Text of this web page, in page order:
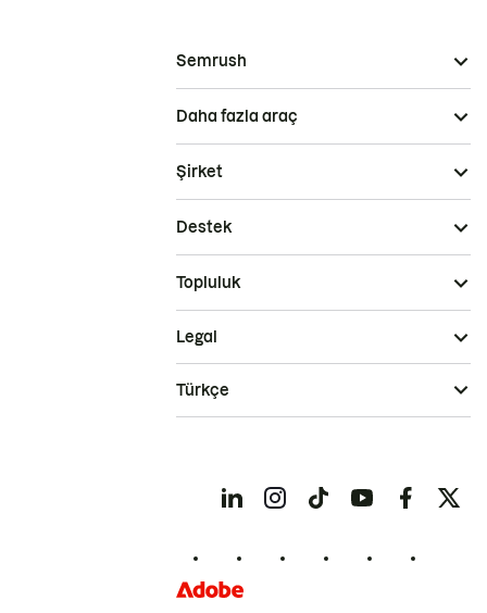
Semrush
Daha fazla araç
Şirket
Destek
Topluluk
Legal
Türkçe